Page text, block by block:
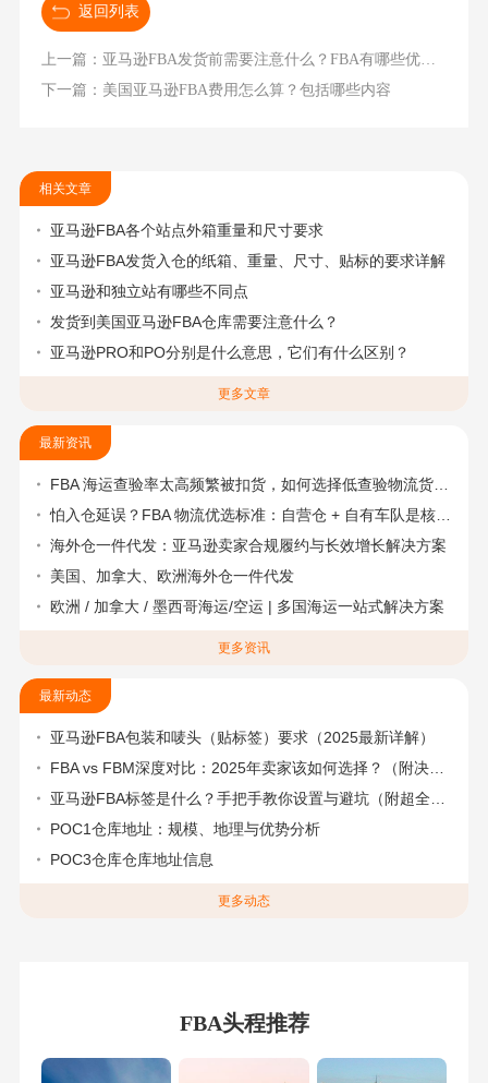
返回列表
上一篇：亚马逊FBA发货前需要注意什么？FBA有哪些优势？FBA发货流程是什么？
下一篇：美国亚马逊FBA费用怎么算？包括哪些内容
相关文章
亚马逊FBA各个站点外箱重量和尺寸要求
亚马逊FBA发货入仓的纸箱、重量、尺寸、贴标的要求详解
亚马逊和独立站有哪些不同点
发货到美国亚马逊FBA仓库需要注意什么？
亚马逊PRO和PO分别是什么意思，它们有什么区别？
更多文章
最新资讯
FBA 海运查验率太高频繁被扣货，如何选择低查验物流货代？
怕入仓延误？FBA 物流优选标准：自营仓 + 自有车队是核心硬指标
海外仓一件代发：亚马逊卖家合规履约与长效增长解决方案
美国、加拿大、欧洲海外仓一件代发
欧洲 / 加拿大 / 墨西哥海运/空运 | 多国海运一站式解决方案
更多资讯
最新动态
亚马逊FBA包装和唛头（贴标签）要求（2025最新详解）
FBA vs FBM深度对比：2025年卖家该如何选择？（附决策流程图）
亚马逊FBA标签是什么？手把手教你设置与避坑（附超全指南）
POC1仓库地址：规模、地理与优势分析
POC3仓库仓库地址信息
更多动态
FBA头程推荐